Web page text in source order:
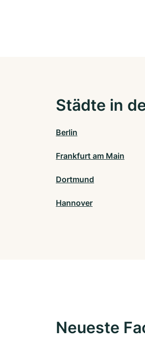
Städte in
Berlin
Frankfurt am Main
Dortmund
Hannover
Neueste